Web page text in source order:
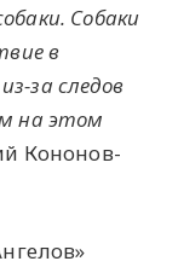
Собаки
в
за следов
на этом
Кононов-